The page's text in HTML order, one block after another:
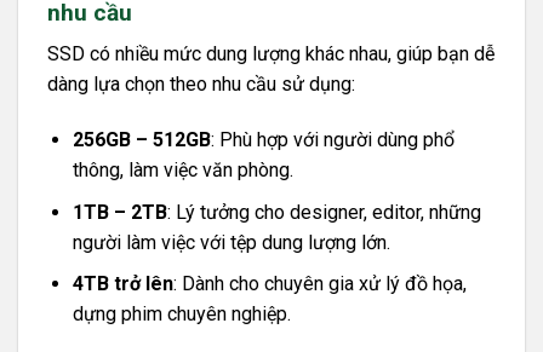
nhu cầu
SSD có nhiều mức dung lượng khác nhau, giúp bạn dễ
dàng lựa chọn theo nhu cầu sử dụng:
256GB – 512GB: Phù hợp với người dùng phổ
thông, làm việc văn phòng.
1TB – 2TB: Lý tưởng cho designer, editor, những
người làm việc với tệp dung lượng lớn.
4TB trở lên: Dành cho chuyên gia xử lý đồ họa,
dựng phim chuyên nghiệp.